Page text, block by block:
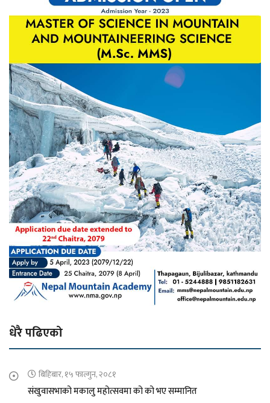
धेरै पढिएको
बिहिबार, १५ फाल्गुन, २०८१
संखुवासभाको मकालु महोत्सवमा को को भए सम्मानित